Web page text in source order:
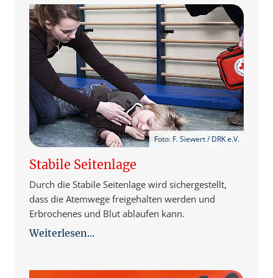
Foto: F. Siewert / DRK e.V.
Stabile Seitenlage
Durch die Stabile Seitenlage wird sichergestellt,
dass die Atemwege freigehalten werden und
Erbrochenes und Blut ablaufen kann.
Weiterlesen...